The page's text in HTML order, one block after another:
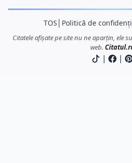
TOS Politică de
Citatele afișate pe site nu ne aparțin, ele
web.
| |